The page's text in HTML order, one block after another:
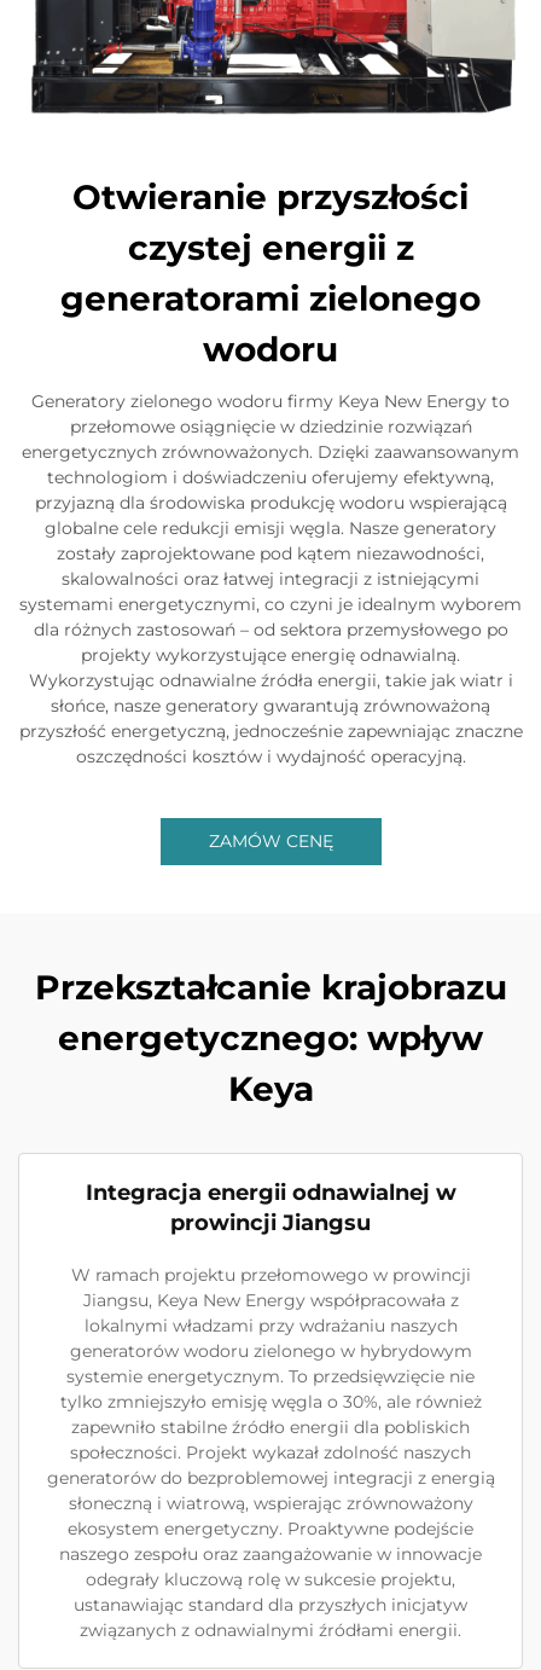
Otwieranie przyszłości
czystej energii z
generatorami zielonego
wodoru
Generatory zielonego wodoru firmy Keya New Energy to
przełomowe osiągnięcie w dziedzinie rozwiązań
energetycznych zrównoważonych. Dzięki zaawansowanym
technologiom i doświadczeniu oferujemy efektywną,
przyjazną dla środowiska produkcję wodoru wspierającą
globalne cele redukcji emisji węgla. Nasze generatory
zostały zaprojektowane pod kątem niezawodności,
skalowalności oraz łatwej integracji z istniejącymi
systemami energetycznymi, co czyni je idealnym wyborem
dla różnych zastosowań – od sektora przemysłowego po
projekty wykorzystujące energię odnawialną.
Wykorzystując odnawialne źródła energii, takie jak wiatr i
słońce, nasze generatory gwarantują zrównoważoną
przyszłość energetyczną, jednocześnie zapewniając znaczne
oszczędności kosztów i wydajność operacyjną.
ZAMÓW CENĘ
Przekształcanie krajobrazu
energetycznego: wpływ
Keya
Integracja energii odnawialnej w
prowincji Jiangsu
W ramach projektu przełomowego w prowincji
Jiangsu, Keya New Energy współpracowała z
lokalnymi władzami przy wdrażaniu naszych
generatorów wodoru zielonego w hybrydowym
systemie energetycznym. To przedsięwzięcie nie
tylko zmniejszyło emisję węgla o 30%, ale również
zapewniło stabilne źródło energii dla pobliskich
społeczności. Projekt wykazał zdolność naszych
generatorów do bezproblemowej integracji z energią
słoneczną i wiatrową, wspierając zrównoważony
ekosystem energetyczny. Proaktywne podejście
naszego zespołu oraz zaangażowanie w innowacje
odegrały kluczową rolę w sukcesie projektu,
ustanawiając standard dla przyszłych inicjatyw
związanych z odnawialnymi źródłami energii.